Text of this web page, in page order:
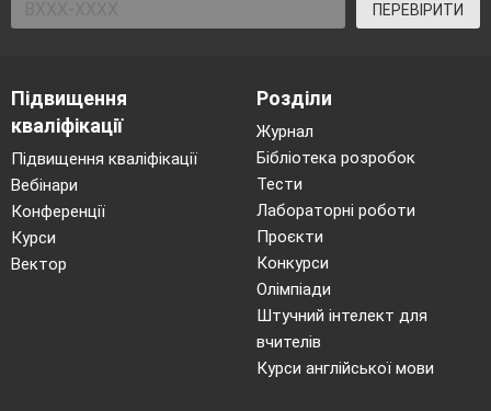
ПЕРЕВІРИТИ
Підвищення
кваліфікації
Підвищення кваліфікації
Вебінари
Конференції
Курси
Вектор
Розділи
Журнал
Бібліотека розробок
Тести
Лабораторні роботи
Проєкти
Конкурси
Олімпіади
Штучний інтелект для
вчителів
Курси англійської мови